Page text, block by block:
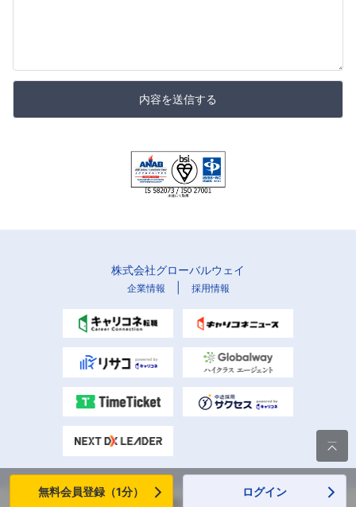
内容を送信する
株式会社グローバルウェイ
企業情報 採用情報
Copyright (C) Globalway, Inc. All rights reserved.

無料会員登録（1分） ログイン